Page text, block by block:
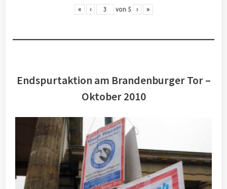
« ‹ von 5 › »
Endspurtaktion am Brandenburger Tor –
Oktober 2010